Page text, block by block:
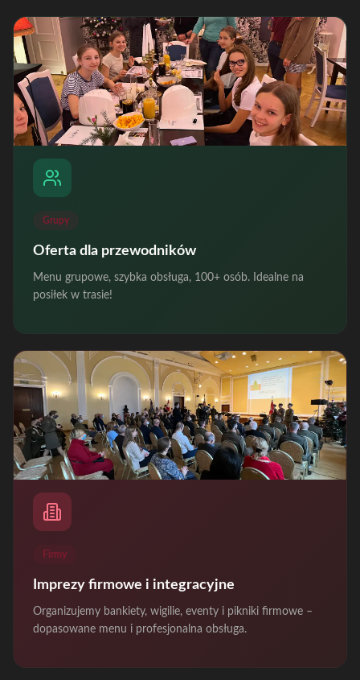
Grupy
Oferta dla przewodników
Menu grupowe, szybka obsługa, 100+ osób. Idealne na
posiłek w trasie!
Firmy
Imprezy firmowe i integracyjne
Organizujemy bankiety, wigilie, eventy i pikniki firmowe –
dopasowane menu i profesjonalna obsługa.